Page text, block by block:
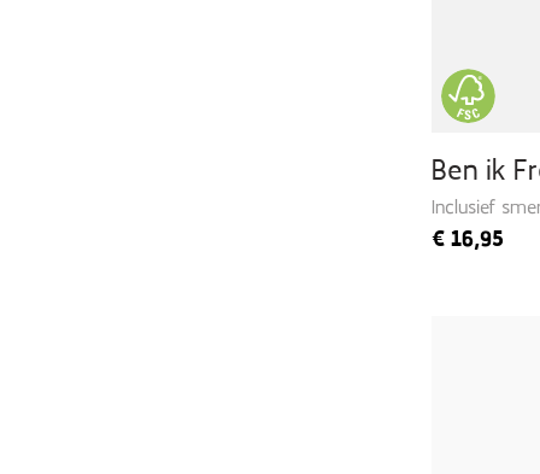
Ben ik
Inclusief
€ 16,95